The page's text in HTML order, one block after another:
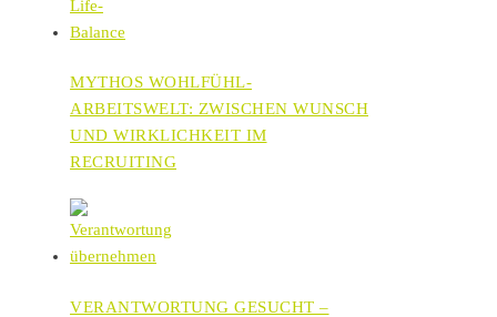
MYTHOS WOHLFÜHL-
ARBEITSWELT: ZWISCHEN WUNSCH
UND WIRKLICHKEIT IM
RECRUITING
VERANTWORTUNG GESUCHT –